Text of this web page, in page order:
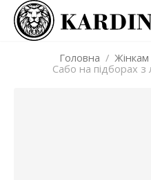
Головна / Жінкам
Сабо на підборах з